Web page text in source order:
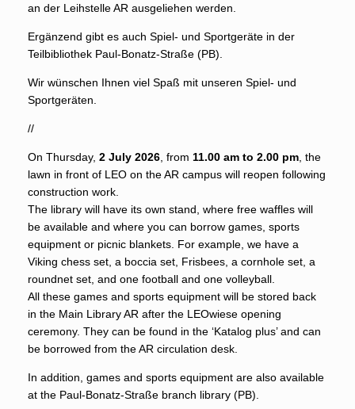
an der Leihstelle AR ausgeliehen werden.
Ergänzend gibt es auch Spiel- und Sportgeräte in der
Teilbibliothek Paul-Bonatz-Straße (PB).
Wir wünschen Ihnen viel Spaß mit unseren Spiel- und
Sportgeräten.
//
On Thursday, 2 July 2026 , from 11.00 am to 2.00 pm , the
lawn in front of LEO on the AR campus will reopen following
construction work.
The library will have its own stand, where free waffles will
be available and where you can borrow games, sports
equipment or picnic blankets. For example, we have a
Viking chess set, a boccia set, Frisbees, a cornhole set, a
roundnet set, and one football and one volleyball.
All these games and sports equipment will be stored back
in the Main Library AR after the LEOwiese opening
ceremony. They can be found in the ‘Katalog plus’ and can
be borrowed from the AR circulation desk.
In addition, games and sports equipment are also available
at the Paul-Bonatz-Straße branch library (PB).